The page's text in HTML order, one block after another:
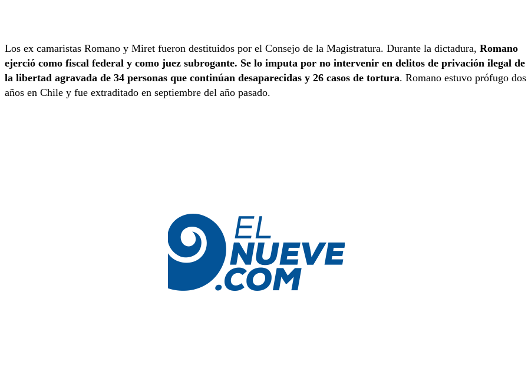
Los ex camaristas Romano y Miret fueron destituidos por el Consejo de la Magistratura. Durante la dictadura, Romano
ejerció como fiscal federal y como juez subrogante. Se lo imputa por no intervenir en delitos de privación ilegal de
la libertad agravada de 34 personas que continúan desaparecidas y 26 casos de tortura. Romano estuvo prófugo dos
años en Chile y fue extraditado en septiembre del año pasado.